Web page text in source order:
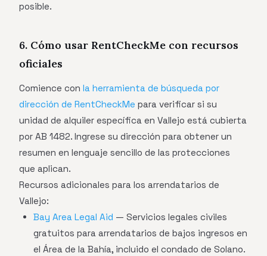
posible.
6. Cómo usar RentCheckMe con recursos
oficiales
Comience con la herramienta de búsqueda por
dirección de RentCheckMe para verificar si su
unidad de alquiler específica en Vallejo está cubierta
por AB 1482. Ingrese su dirección para obtener un
resumen en lenguaje sencillo de las protecciones
que aplican.
Recursos adicionales para los arrendatarios de
Vallejo:
Bay Area Legal Aid — Servicios legales civiles
gratuitos para arrendatarios de bajos ingresos en
el Área de la Bahía, incluido el condado de Solano.